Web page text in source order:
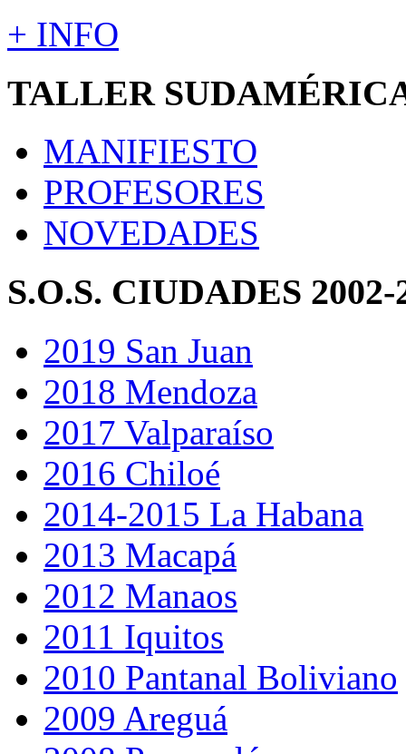
+ INFO
TALLER
MANIFIESTO
PROFESORES
NOVEDADES
S.O.S. CIUDADES 2002-
2019 San Juan
2018 Mendoza
2017 Valparaíso
2016 Chiloé
2014-2015 La Habana
2013 Macapá
2012 Manaos
2011 Iquitos
2010 Pantanal Boliviano
2009 Areguá